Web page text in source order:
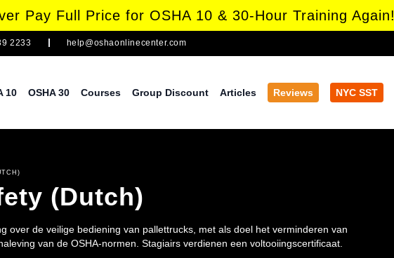
Pay Full Price for OSHA 10 & 30-Hour Training Again!
2233 help@oshaonlinecenter.com
10 OSHA 30 Courses Group Discount Articles Reviews NYC SST
(Dutch)
over de veilige bediening van pallettrucks, met als doel het verminderen van
van de OSHA-normen. Stagiairs verdienen een voltooiingscertificaat.